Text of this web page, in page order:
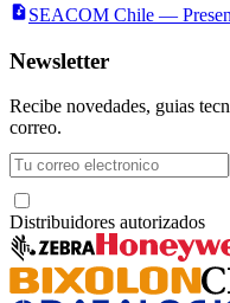
SEACOM Chile —
Newsletter
Recibe novedades, guias
correo.
Distribuidores autorizados